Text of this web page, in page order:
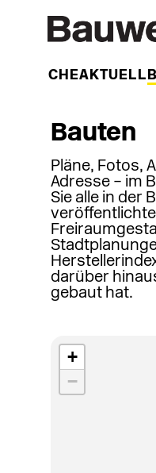
WOCHEAKTUELL
Bauten
Pläne, Fotos,
Adresse – im
Sie alle in der
darüber
gebaut hat.
+
−